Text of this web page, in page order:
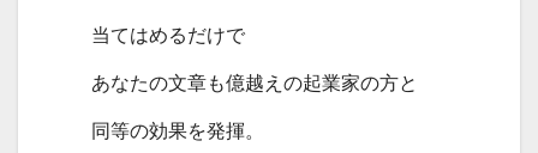
当てはめるだけで
あなたの文章も億越えの起業家の方と
同等の効果を発揮。